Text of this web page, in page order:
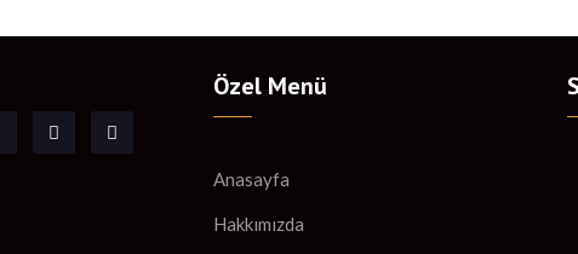
Özel Menü
Anasayfa
Hakkımızda